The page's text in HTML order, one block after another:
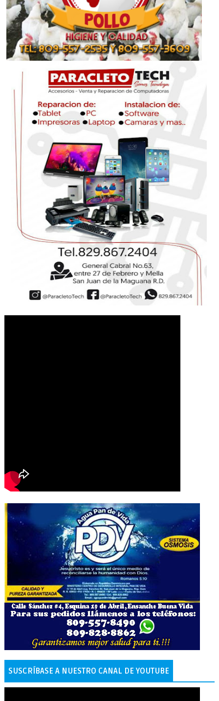
SUSCRÍBASE A NUESTRO CANAL DE YOUTUBE